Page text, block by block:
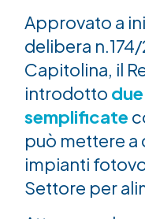
Approvato a
delibera
Capitolina, il
introdotto
semplificate
può mettere
impianti
Settore per